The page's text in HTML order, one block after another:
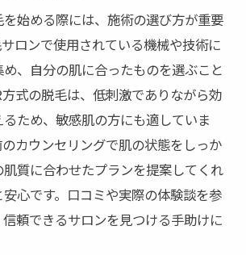
始める際には、施術の選び方が重要
ロンで使用されている機械や技術に
、自分の肌に合ったものを選ぶこと
式の脱毛は、低刺激でありながら効
ため、敏感肌の方にも適していま
カウンセリングで肌の状態をしっか
肌質に合わせたプランを提案してくれ
心です。口コミや実際の体験談を参
頼できるサロンを見つける手助けに